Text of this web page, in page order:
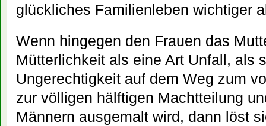
glückliches Familienleben wichtiger
Wenn hingegen den Frauen das
Mütterlichkeit als eine Art Unfall, als
Ungerechtigkeit auf dem Weg zum
zur völligen hälftigen Machtteilung
Männern ausgemalt wird, dann löst